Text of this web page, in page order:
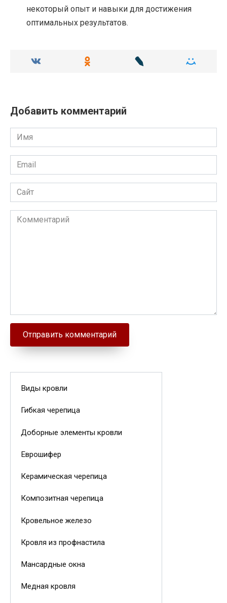
некоторый опыт и навыки для достижения
оптимальных результатов.
Добавить комментарий
Имя
Email
Сайт
Комментарий
Виды кровли
Гибкая черепица
Доборные элементы кровли
Еврошифер
Керамическая черепица
Композитная черепица
Кровельное железо
Кровля из профнастила
Мансардные окна
Медная кровля